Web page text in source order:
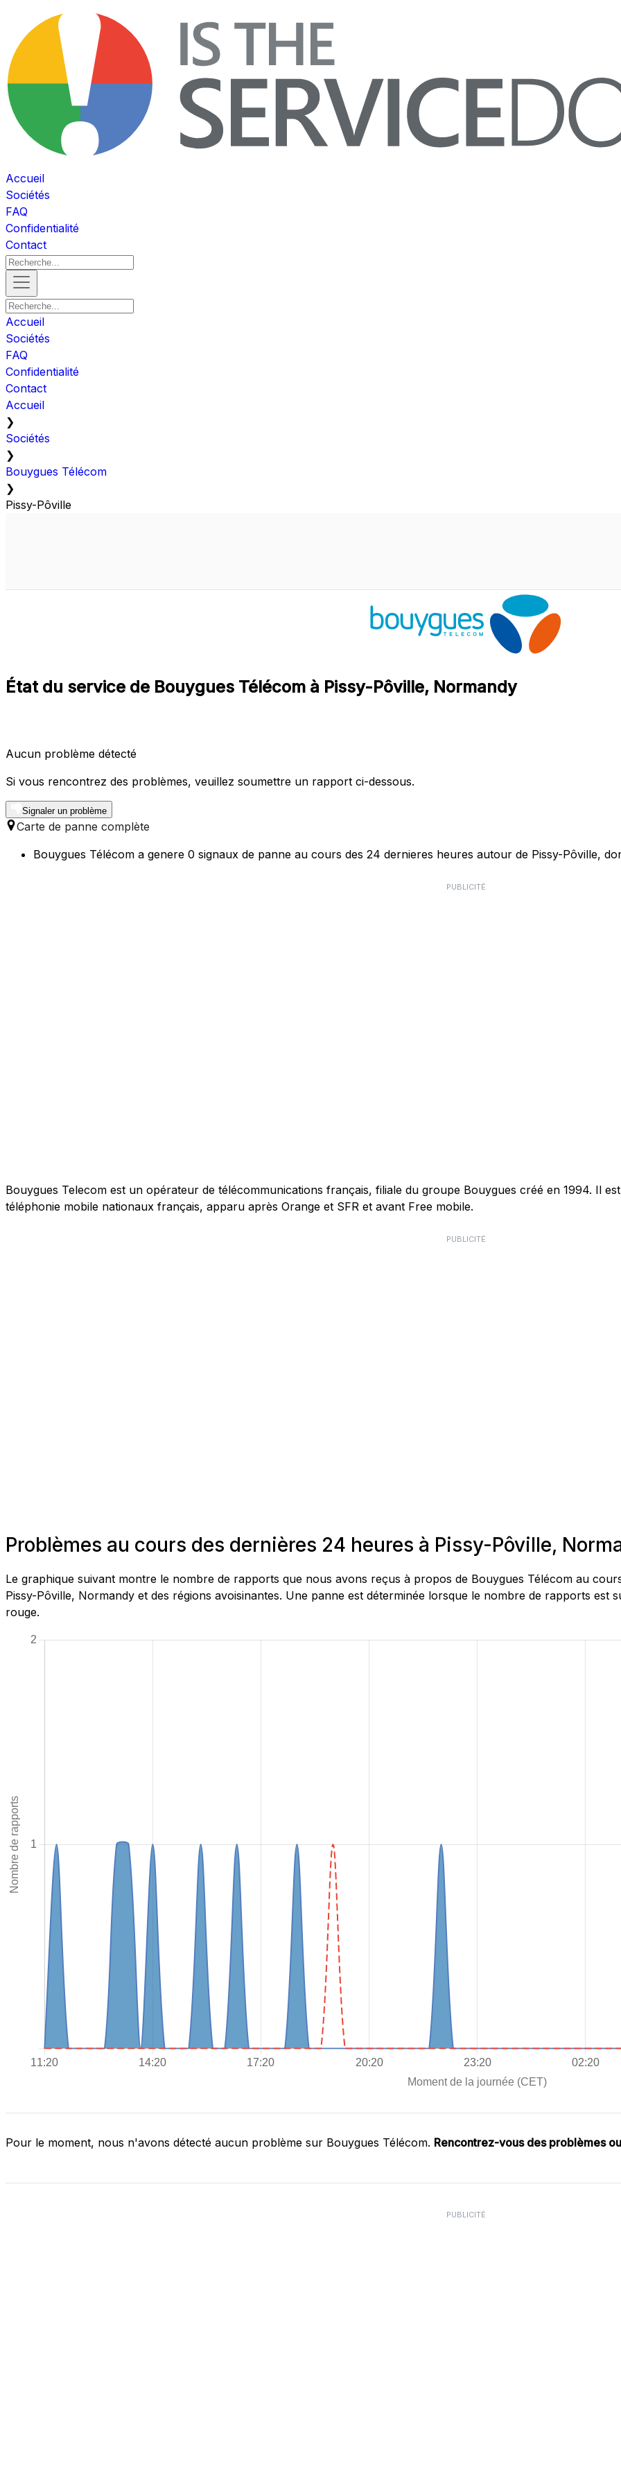
Accueil
Sociétés
FAQ
Confidentialité
Contact
Accueil
Sociétés
FAQ
Confidentialité
Contact
Accueil
❯
Sociétés
❯
Bouygues Télécom
❯
Pissy-Pôville
État du service de Bouygues Télécom à Pissy-Pôville, Normandy
Aucun problème détecté
Si vous rencontrez des problèmes, veuillez soumettre un rapport ci-dessous.
Signaler un problème
Carte de panne complète
Bouygues Télécom a genere 0 signaux de panne au cours des 24 dernieres heures autour de Pissy-Pôville,
PUBLICITÉ
Bouygues Telecom est un opérateur de télécommunications français, filiale du groupe Bouygues créé en 1994. Il
téléphonie mobile nationaux français, apparu après Orange et SFR et avant Free mobile.
PUBLICITÉ
Problèmes au cours des dernières 24 heures à Pissy-Pôville,
Le graphique suivant montre le nombre de rapports que nous avons reçus à propos de Bouygues Télécom au
Pissy-Pôville, Normandy et des régions avoisinantes. Une panne est déterminée lorsque le nombre de rapports est
rouge.
Pour le moment, nous n'avons détecté aucun problème sur Bouygues Télécom. Rencontrez-vous des problèmes
PUBLICITÉ